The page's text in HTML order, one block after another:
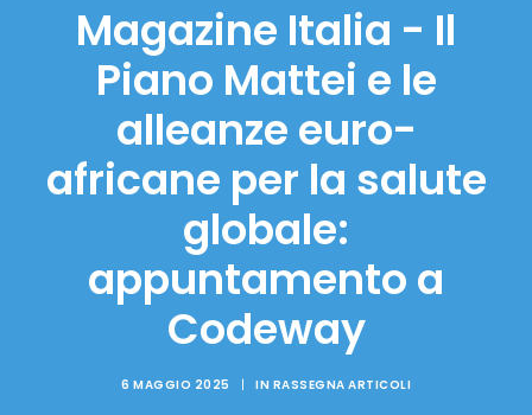
Magazine Italia - Il
Piano Mattei e le
alleanze euro-
africane per la salute
globale:
appuntamento a
Codeway
6 MAGGIO 2025 | IN RASSEGNA ARTICOLI